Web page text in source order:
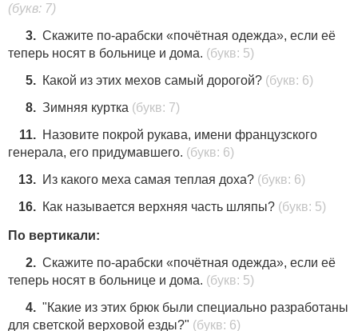
(букв: 7)
3. Скажите по-арабски «почётная одежда», если её
теперь носят в больнице и дома. (букв: 5)
5. Какой из этих мехов самый дорогой? (букв: 6)
8. Зимняя куртка (букв: 7)
11. Назовите покрой рукава, имени французского
генерала, его придумавшего. (букв: 6)
13. Из какого меха самая теплая доха? (букв: 6)
16. Как называется верхняя часть шляпы? (букв: 5)
По вертикали:
2. Скажите по-арабски «почётная одежда», если её
теперь носят в больнице и дома. (букв: 5)
4. "Какие из этих брюк были специально разработаны
для светской верховой езды?" (букв: 6)